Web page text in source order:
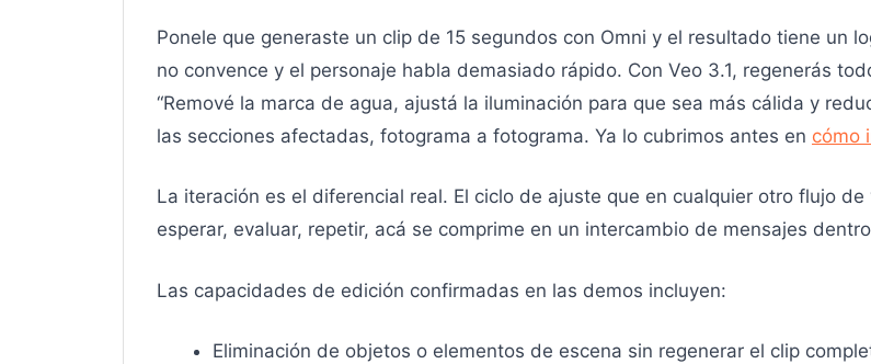
Ponele que generaste un clip de 15 segundos con Omni y el resultado tiene un
no convence y el personaje habla demasiado rápido. Con Veo 3.1, regenerás
“Remové la marca de agua, ajustá la iluminación para que sea más cálida y
las secciones afectadas, fotograma a fotograma. Ya lo cubrimos antes en cómo
La iteración es el diferencial real. El ciclo de ajuste que en cualquier otro flujo
esperar, evaluar, repetir, acá se comprime en un intercambio de mensajes
Las capacidades de edición confirmadas en las demos incluyen:
Eliminación de objetos o elementos de escena sin regenerar el clip